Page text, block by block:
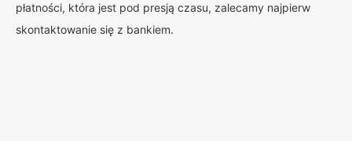
płatności, która jest pod presją czasu, zalecamy najpierw
skontaktowanie się z bankiem.